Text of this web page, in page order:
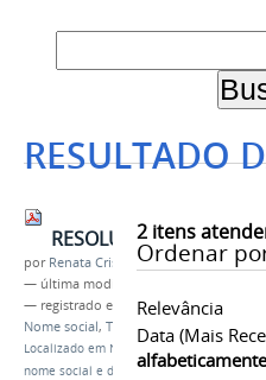
RESULTADO
2itens
Ordenar
Relevância
Data (mais
alfabeticamente
por Renata Cristina de Sá Barreto Freitas
— última modificação
— registrado em:
CONUNI,Políticas
Nome social, Transgênero
Localizado em Notícias
Univasf
nome social e de banheiros, vestiários e